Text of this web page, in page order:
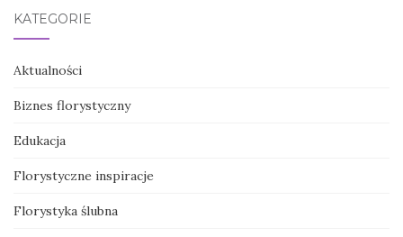
KATEGORIE
Aktualności
Biznes florystyczny
Edukacja
Florystyczne inspiracje
Florystyka ślubna